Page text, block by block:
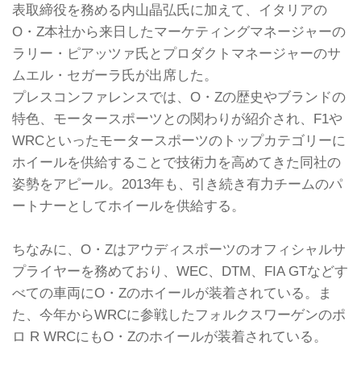
表取締役を務める内山晶弘氏に加えて、イタリアの
O・Z本社から来日したマーケティングマネージャーの
ラリー・ピアッツァ氏とプロダクトマネージャーのサ
ムエル・セガーラ氏が出席した。
プレスコンファレンスでは、O・Zの歴史やブランドの
特色、モータースポーツとの関わりが紹介され、F1や
WRCといったモータースポーツのトップカテゴリーに
ホイールを供給することで技術力を高めてきた同社の
姿勢をアピール。2013年も、引き続き有力チームのパ
ートナーとしてホイールを供給する。
ちなみに、O・Zはアウディスポーツのオフィシャルサ
プライヤーを務めており、WEC、DTM、FIA GTなどす
べての車両にO・Zのホイールが装着されている。ま
た、今年からWRCに参戦したフォルクスワーゲンのポ
ロ R WRCにもO・Zのホイールが装着されている。